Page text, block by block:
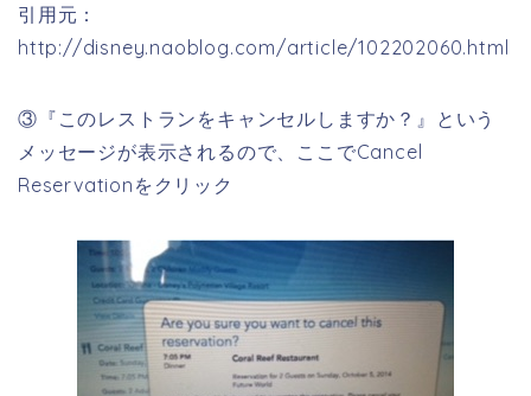
引用元：
http://disney.naoblog.com/article/102202060.html
③『このレストランをキャンセルしますか？』という
メッセージが表示されるので、ここでCancel
Reservationをクリック